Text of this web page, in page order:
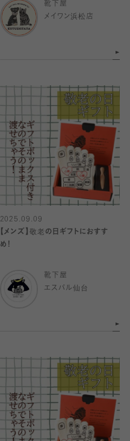
靴下屋
メイワン浜松店
2025.09.09
【メンズ】敬老の日ギフトにおすす
め！
靴下屋
エスパル仙台